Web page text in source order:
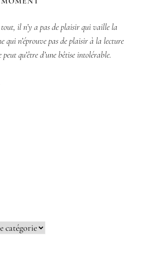
tout, il n’y a pas de plaisir qui vaille la
qui n’éprouve pas de plaisir à la lecture
qu’être d’une bêtise intolérable.